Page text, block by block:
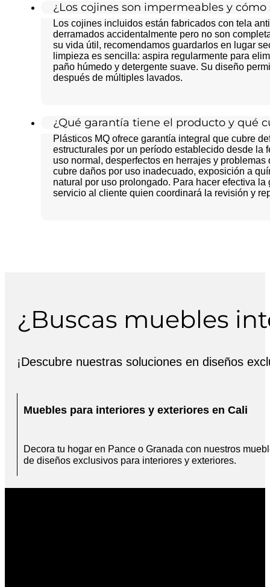
¿Los cojines son impermeables y
Los cojines incluidos están fabricados con tela
derramados accidentalmente pero no son
su vida útil, recomendamos guardarlos en lugar
limpieza es sencilla: aspira regularmente para
paño húmedo y detergente suave. Su diseño
después de múltiples lavados.
¿Qué garantía tiene el producto y qué
Plásticos MQ ofrece garantía integral que cubre
estructurales por un período establecido desde la
uso normal, desperfectos en herrajes y
cubre daños por uso inadecuado, exposición a
natural por uso prolongado. Para hacer efectiva
servicio al cliente quien coordinará la revisión y
¿Buscas muebles
¡Descubre nuestras soluciones en diseños
Muebles para interiores y exteriores en Cali
Decora tu hogar en Pance o Granada con nuestros
de diseños exclusivos para interiores y exteriores.